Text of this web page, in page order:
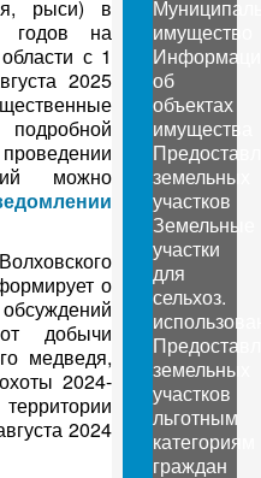
рыси) в
годов на
с 1
2025
можно
о
добычи
медведя,
2024-
2024
имущество
об
объектах
имущества
земельных
участков
Земельные
участки
для
сельхоз.
земельных
участков
льготным
категориям
граждан